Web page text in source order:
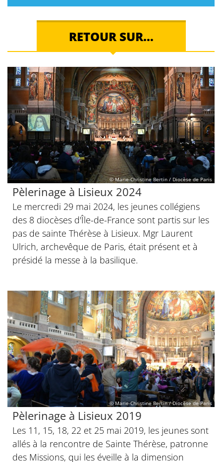
RETOUR SUR…
© Marie-Christine Bertin / Diocèse de Paris
Pèlerinage à Lisieux 2024
Le mercredi 29 mai 2024, les jeunes collégiens
des 8 diocèses d'Île-de-France sont partis sur les
pas de sainte Thérèse à Lisieux. Mgr Laurent
Ulrich, archevêque de Paris, était présent et à
présidé la messe à la basilique.
© Marie-Christine Bertin / Diocèse de Paris
Pèlerinage à Lisieux 2019
Les 11, 15, 18, 22 et 25 mai 2019, les jeunes sont
allés à la rencontre de Sainte Thérèse, patronne
des Missions, qui les éveille à la dimension